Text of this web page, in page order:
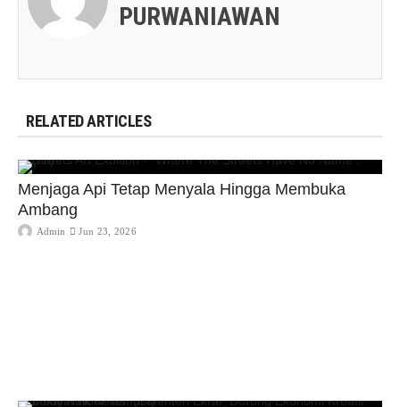
PURWANIAWAN
RELATED ARTICLES
Menjaga Api Tetap Menyala Hingga Membuka
Ambang
Admin Jun 23, 2026